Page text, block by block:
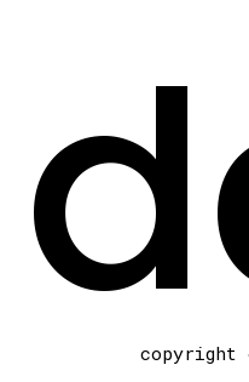
copyright